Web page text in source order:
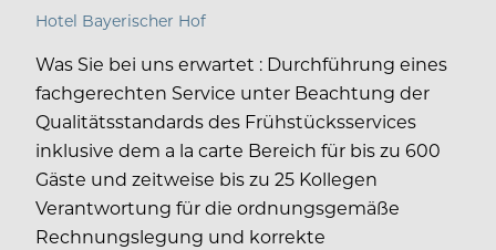
Hotel Bayerischer Hof
Was Sie bei uns erwartet : Durchführung eines
fachgerechten Service unter Beachtung der
Qualitätsstandards des Frühstücksservices
inklusive dem a la carte Bereich für bis zu 600
Gäste und zeitweise bis zu 25 Kollegen
Verantwortung für die ordnungsgemäße
Rechnungslegung und korrekte